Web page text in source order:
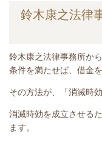
鈴木康之法律
鈴木康之法律事務所か
条件を満たせば、借金
その方法が、「消滅時
消滅時効を成立させる
ます。